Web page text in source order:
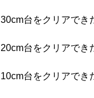
30cm台をクリアでき
20cm台をクリアでき
10cm台をクリアでき